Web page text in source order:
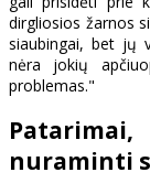
dirgliosios žarnos
siaubingai, bet jų
nėra jokių
problemas."
nuraminti